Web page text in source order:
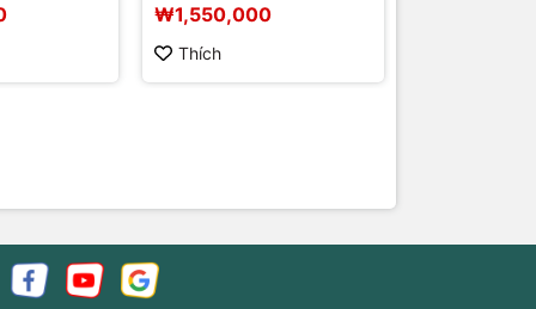
₩1,550,000
Thích